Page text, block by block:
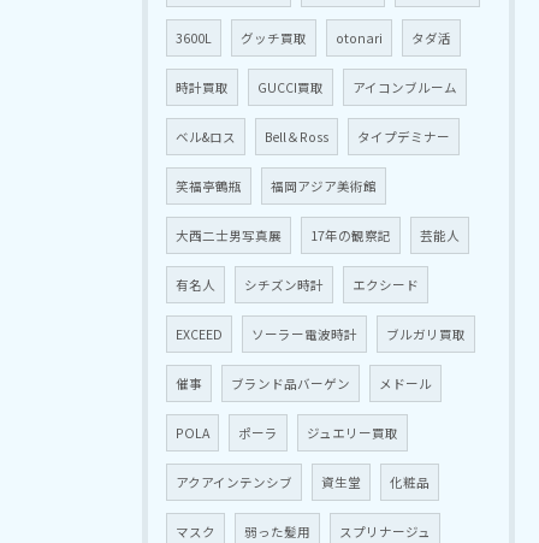
3600L グッチ買取 otonari タダ活
時計買取 GUCCI買取 アイコンブルーム
ベル&ロス Bell＆Ross タイプデミナー
笑福亭鶴瓶 福岡アジア美術館
大西二士男写真展 17年の観察記 芸能人
有名人 シチズン時計 エクシード
EXCEED ソーラー電波時計 ブルガリ買取
催事 ブランド品バーゲン メドール
POLA ポーラ ジュエリー買取
アクアインテンシブ 資生堂 化粧品
マスク 弱った髪用 スプリナージュ